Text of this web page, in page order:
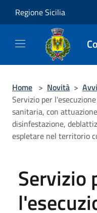
Regione Sicilia
Home > Novità >
Servizio per
sanitaria, con
disinfestazione,
espletare nel territorio
Servizio